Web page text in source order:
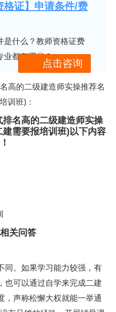
格证】申请条件/费
是什么？教师资格证费
业都有哪些？
点击咨询
高的二级建造师实操推荐名
训班)：
名高的二级建造师实操
需要报培训班)以下内容
关问答
同。如果学习能力较强，有
也可以通过自学来完成二建
，声称松懈大权就能一举通